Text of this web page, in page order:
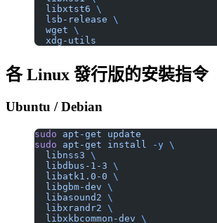
  libxtst6
\
  lsb-release
\
  wget
\
  xdg-utils
各 Linux 發行版的安裝指令
Ubuntu / Debian
sudo apt-get update
sudo apt-get install -y \
  libnss3
\
  libdbus-1-3
\
  libatk1.0-0
\
  libgbm-dev
\
  libasound2
\
  libxrandr2
\
  libxkbcommon-dev
\